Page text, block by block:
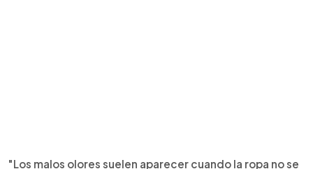
"Los malos olores suelen aparecer cuando la ropa no se